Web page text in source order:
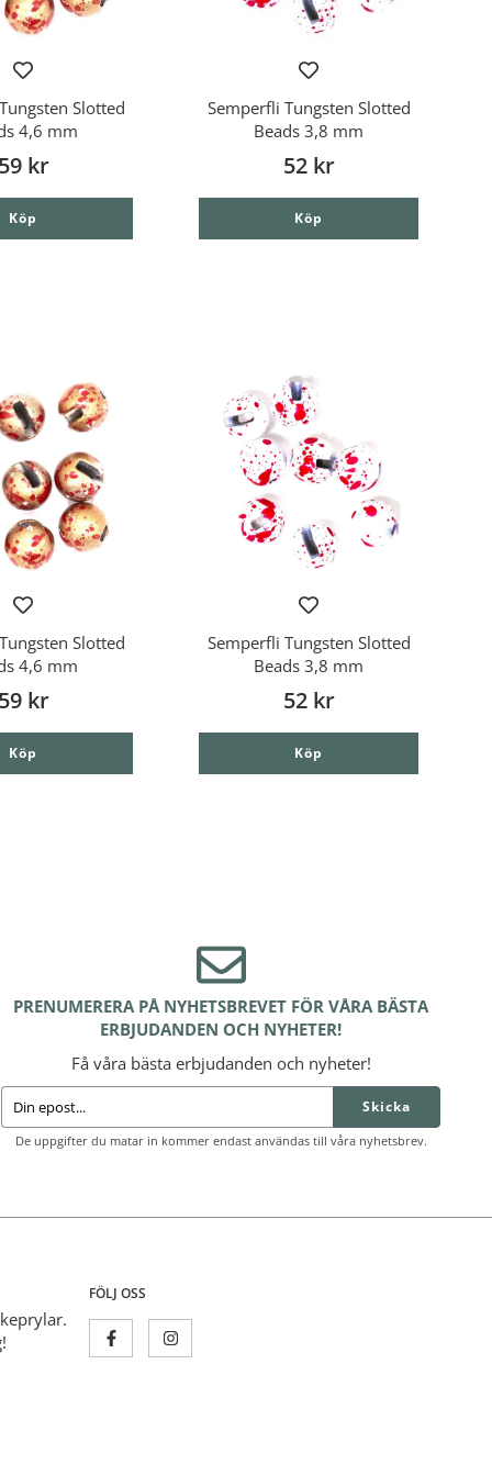
Slotted
4,6 mm
kr
Köp
Semperfli Tungsten Slotted
Beads 3,8 mm
52 kr
Köp
Slotted
4,6 mm
kr
Köp
Semperfli Tungsten Slotted
Beads 3,8 mm
52 kr
Köp
PRENUMERERA PÅ NYHETSBREVET FÖR VÅRA BÄSTA
ERBJUDANDEN OCH NYHETER!
Få våra bästa erbjudanden och nyheter!
Skicka
De uppgifter du matar in kommer endast användas till våra nyhetsbrev.
FÖLJ OSS